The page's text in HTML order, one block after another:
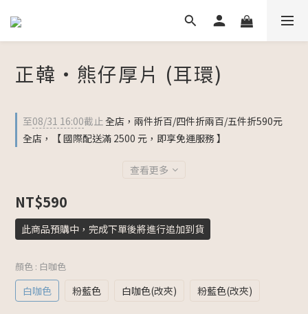
正韓・熊仔厚片 (耳環)
至08/31 16:00截止全店，兩件折百/四件折兩百/五件折590元
全店，【 國際配送滿 2500 元，即享免運服務 】
查看更多
NT$590
此商品預購中，完成下單後將進行追加到貨
顏色 : 白咖色
白咖色 粉藍色 白咖色(改夾) 粉藍色(改夾)